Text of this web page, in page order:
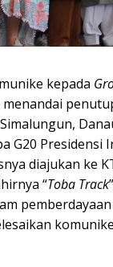
kepada
menandai
G20
diajukan ke
“Toba Track